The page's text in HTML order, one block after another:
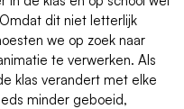
dit niet letterlijk
we op zoek naar
te verwerken. Als
klas verandert met elke
minder geboeid,